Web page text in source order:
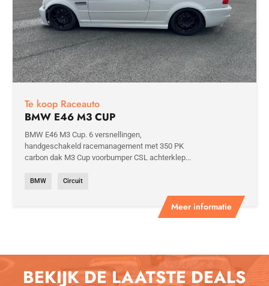
Meer informatie
Te koop Raceauto
BMW E46 M3 CUP
BMW E46 M3 Cup. 6 versnellingen,
handgeschakeld racemanagement met 350 PK
carbon dak M3 Cup voorbumper CSL achterklep...
BMW Circuit
BEKIJK DE LAATSTE DEALS